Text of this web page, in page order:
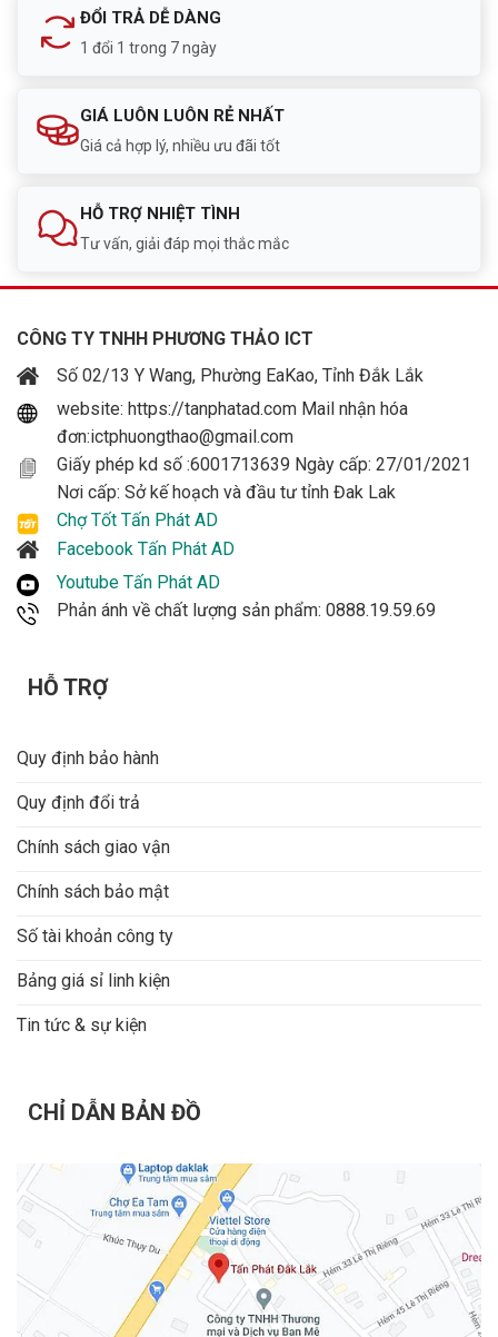
ĐỔI TRẢ DỄ DÀNG
1 đổi 1 trong 7 ngày
GIÁ LUÔN LUÔN RẺ NHẤT
Giá cả hợp lý, nhiều ưu đãi tốt
HỖ TRỢ NHIỆT TÌNH
Tư vấn, giải đáp mọi thắc mắc
CÔNG TY TNHH PHƯƠNG THẢO ICT
Số 02/13 Y Wang, Phường EaKao, Tỉnh Đắk Lắk
website: https://tanphatad.com Mail nhận hóa
đơn:ictphuongthao@gmail.com
Giấy phép kd số :6001713639 Ngày cấp: 27/01/2021
Nơi cấp: Sở kế hoạch và đầu tư tỉnh Đak Lak
Chợ Tốt Tấn Phát AD
Facebook Tấn Phát AD
Youtube Tấn Phát AD
Phản ánh về chất lượng sản phẩm: 0888.19.59.69
HỖ TRỢ
Quy định bảo hành
Quy định đổi trả
Chính sách giao vận
Chính sách bảo mật
Số tài khoản công ty
Bảng giá sỉ linh kiện
Tin tức & sự kiện
CHỈ DẪN BẢN ĐỒ